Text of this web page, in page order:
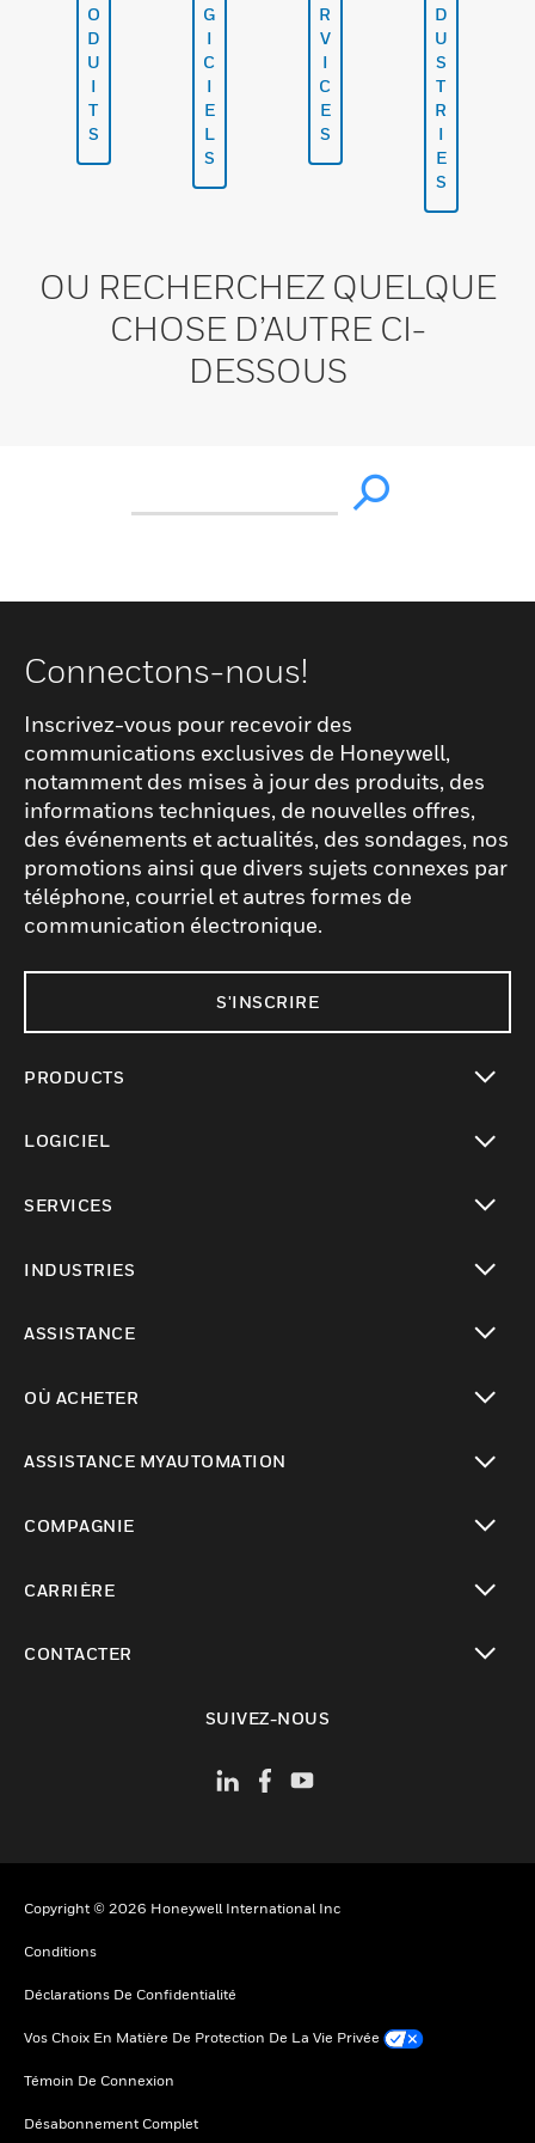
O
D
U
I
T
S
G
I
C
I
E
L
S
R
V
I
C
E
S
D
U
S
T
R
I
E
S
OU RECHERCHEZ QUELQUE
CHOSE D’AUTRE CI-
DESSOUS
Connectons-nous!
Inscrivez-vous pour recevoir des
communications exclusives de Honeywell,
notamment des mises à jour des produits, des
informations techniques, de nouvelles offres,
des événements et actualités, des sondages, nos
promotions ainsi que divers sujets connexes par
téléphone, courriel et autres formes de
communication électronique.
S'INSCRIRE
PRODUCTS
LOGICIEL
SERVICES
INDUSTRIES
ASSISTANCE
OÙ ACHETER
ASSISTANCE MYAUTOMATION
COMPAGNIE
CARRIÈRE
CONTACTER
SUIVEZ-NOUS
Copyright © 2026 Honeywell International Inc
Conditions
Déclarations De Confidentialité
Vos Choix En Matière De Protection De La Vie Privée
Témoin De Connexion
Désabonnement Complet